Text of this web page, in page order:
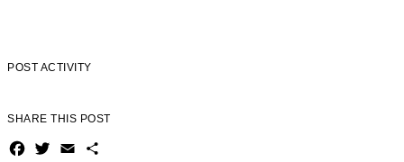
POST ACTIVITY
SHARE THIS POST
Facebook
TwitterEmailShare